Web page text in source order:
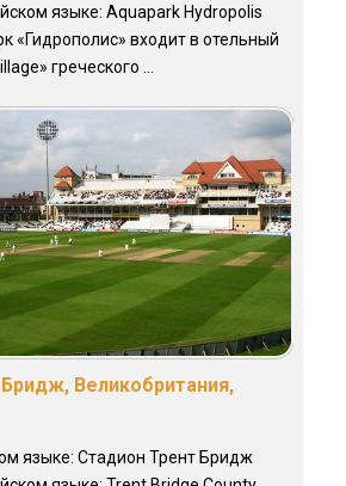
языке: Aquapark Hydropolis
«Гидрополис» входит в отельный
греческого ...
Великобритания,
языке: Стадион Трент Бридж